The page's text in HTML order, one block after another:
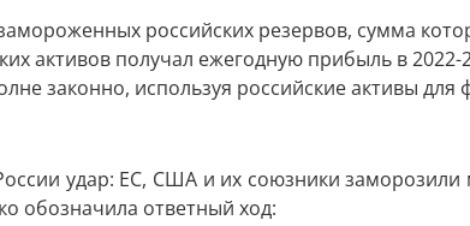
российских резервов, сумма
активов получал ежегодную прибыль в
законно, используя российские активы
удар: ЕС, США и их союзники
обозначила ответный ход: